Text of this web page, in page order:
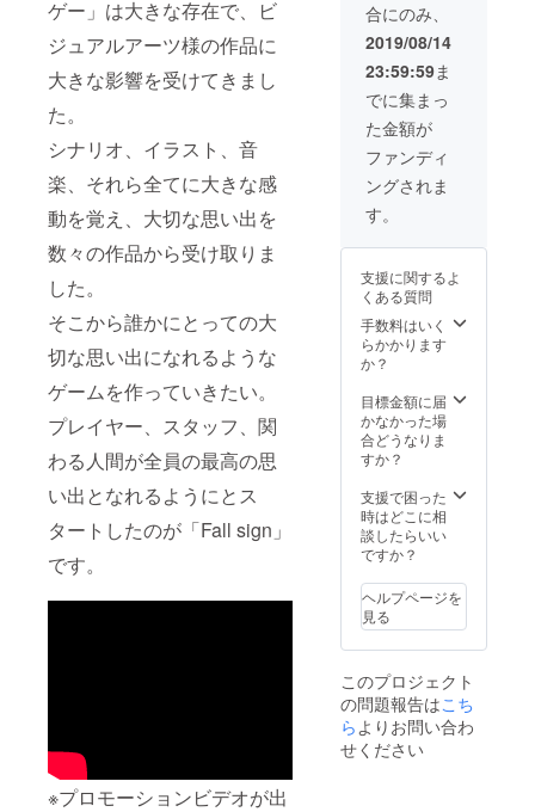
ゲー」は大きな存在で、ビ
ジュアルアーツ様の作品に
大きな影響を受けてきまし
た。
シナリオ、イラスト、音
楽、それら全てに大きな感
動を覚え、大切な思い出を
数々の作品から受け取りま
した。
そこから誰かにとっての大
切な思い出になれるような
ゲームを作っていきたい。
プレイヤー、スタッフ、関
わる人間が全員の最高の思
い出となれるようにとス
タートしたのが「Fall sign」
です。
※プロモーションビデオが出
＋ラフ
資料」
合にのみ、
2019/08/14
23:59:59ま
でに集まっ
た金額が
ファンディ
ングされま
す。
支援に関するよ
くある質問
手数料はいく
らかかります
か？
目標金額に届
かなかった場
合どうなりま
すか？
支援で困った
時はどこに相
談したらいい
ですか？
ヘルプページを
見る
このプロジェクト
の問題報告はこち
ら よりお問い合わ
せください